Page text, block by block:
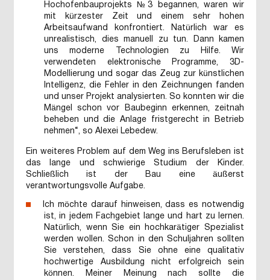
Hochofenbauprojekts №3 begannen, waren wir
mit kürzester Zeit und einem sehr hohen
Arbeitsaufwand konfrontiert. Natürlich war es
unrealistisch, dies manuell zu tun. Dann kamen
uns moderne Technologien zu Hilfe. Wir
verwendeten elektronische Programme, 3D-
Modellierung und sogar das Zeug zur künstlichen
Intelligenz, die Fehler in den Zeichnungen fanden
und unser Projekt analysierten. So konnten wir die
Mängel schon vor Baubeginn erkennen, zeitnah
beheben und die Anlage fristgerecht in Betrieb
nehmen“, so Alexei Lebedew.
Ein weiteres Problem auf dem Weg ins Berufsleben ist
das lange und schwierige Studium der Kinder.
Schließlich ist der Bau eine äußerst
verantwortungsvolle Aufgabe.
Ich möchte darauf hinweisen, dass es notwendig
ist, in jedem Fachgebiet lange und hart zu lernen.
Natürlich, wenn Sie ein hochkarätiger Spezialist
werden wollen. Schon in den Schuljahren sollten
Sie verstehen, dass Sie ohne eine qualitativ
hochwertige Ausbildung nicht erfolgreich sein
können. Meiner Meinung nach sollte die